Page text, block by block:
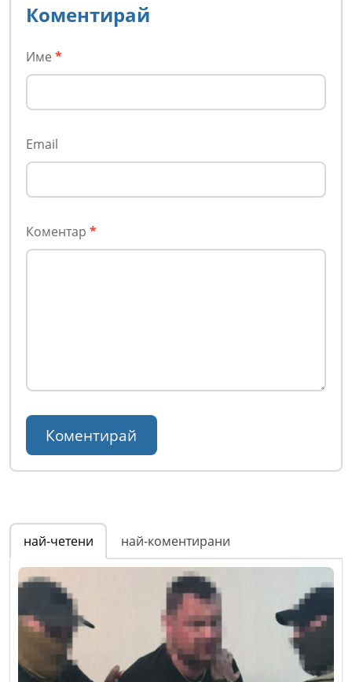
Коментирай
Име *
Email
Коментар *
най-четени най-коментирани